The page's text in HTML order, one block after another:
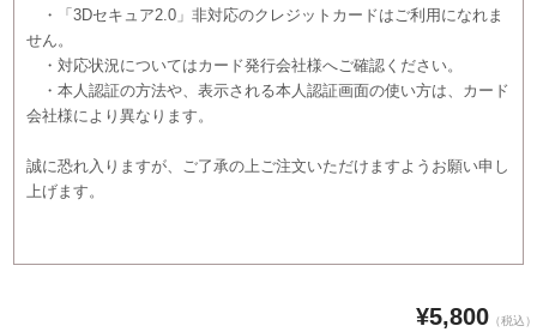
・「3Dセキュア2.0」非対応のクレジットカードはご利用になれま
せん。
・対応状況についてはカード発行会社様へご確認ください。
・本人認証の方法や、表示される本人認証画面の使い方は、カード
会社様により異なります。
誠に恐れ入りますが、ご了承の上ご注文いただけますようお願い申し
上げます。
¥5,800 （税込）